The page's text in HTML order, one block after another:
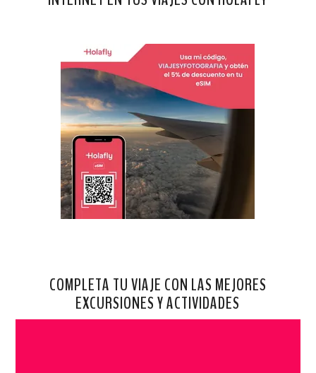
COMPLETA TU VIAJE CON LAS MEJORES
EXCURSIONES Y ACTIVIDADES